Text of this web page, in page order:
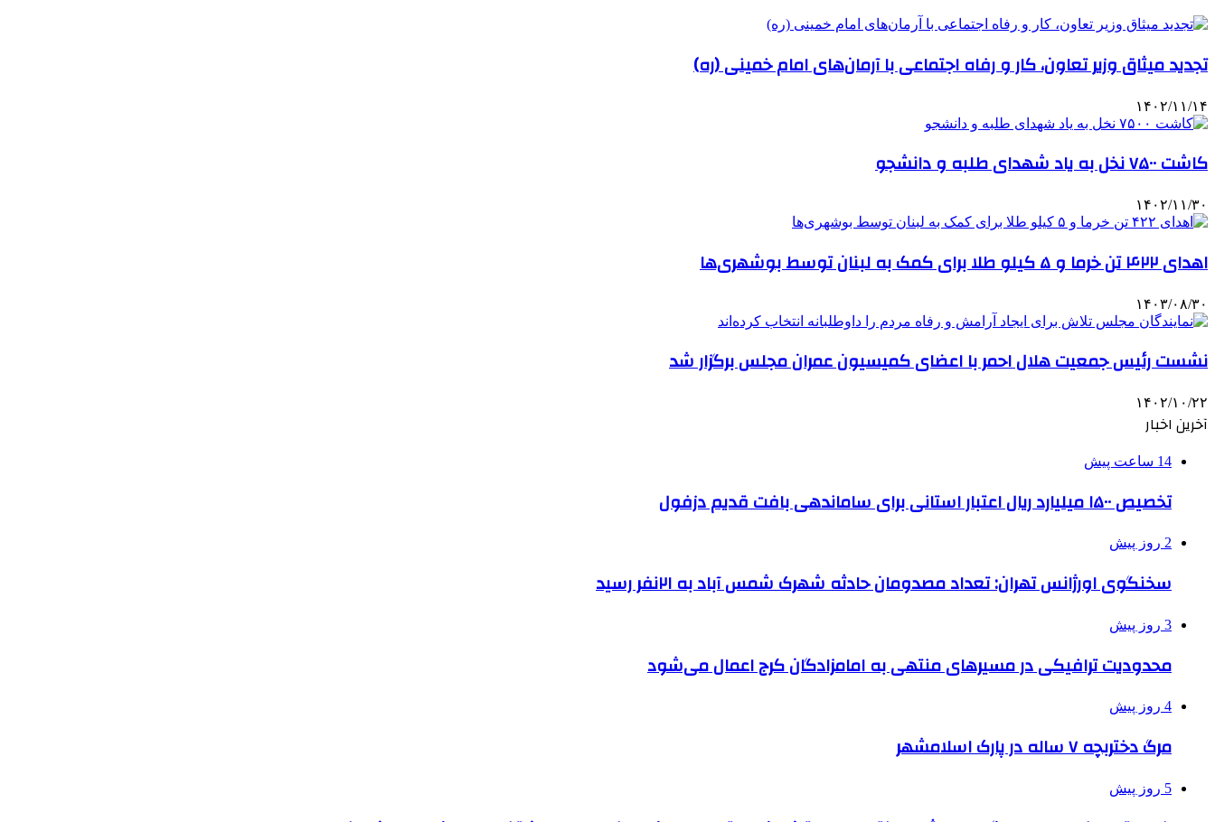
تجدید میثاق وزیر تعاون، کار و رفاه اجتماعی با آرمان‌های امام خمینی (ره)
۱۴۰۲/۱۱/۱۴
کاشت ۷۵۰۰ نخل به یاد شهدای طلبه و دانشجو
۱۴۰۲/۱۱/۳۰
اهدای ۴۲۲ تن خرما و ۵ کیلو طلا برای کمک به لبنان توسط بوشهری‌ها
۱۴۰۳/۰۸/۳۰
نشست رئیس جمعیت هلال احمر با اعضای کمیسیون عمران مجلس برگزار شد
۱۴۰۲/۱۰/۲۲
آخرین اخبار
14 ساعت پیش
تخصیص ۱۵۰۰ میلیارد ریال اعتبار استانی برای ساماندهی بافت قدیم دزفول
2 روز پیش
سخنگوی اورژانس تهران: تعداد مصدومان حادثه شهرک شمس آباد به ۲۱نفر رسید
3 روز پیش
محدودیت ترافیکی در مسیرهای منتهی به امامزادگان کرج اعمال می‌شود
4 روز پیش
مرگ دختربچه ۷ ساله در پارک اسلامشهر
5 روز پیش